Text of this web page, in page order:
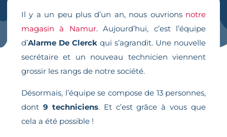
Il y a un peu plus d’un an, nous ouvrions notre
magasin à Namur. Aujourd’hui, c’est l’équipe
d’Alarme De Clerck qui s’agrandit. Une nouvelle
secrétaire et un nouveau technicien viennent
grossir les rangs de notre société.
Désormais, l’équipe se compose de 13 personnes,
dont 9 techniciens. Et c’est grâce à vous que
cela a été possible !